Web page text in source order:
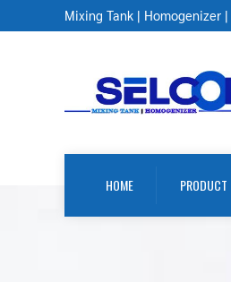
Mixing Tank | Homogenizer |
HOME PRODUCT